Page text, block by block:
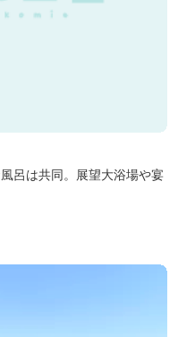
呂は共同。展望大浴場や宴